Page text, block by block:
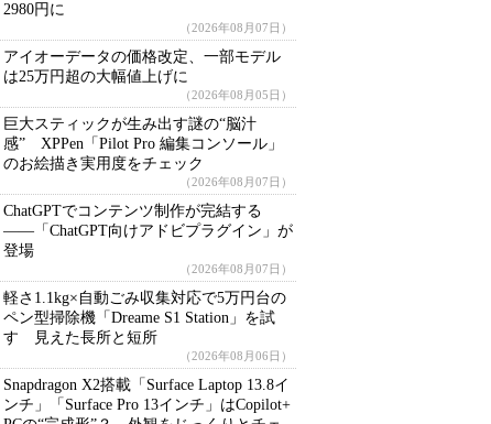
2980円に
（2026年08月07日）
アイオーデータの価格改定、一部モデル
は25万円超の大幅値上げに
（2026年08月05日）
巨大スティックが生み出す謎の“脳汁
感” XPPen「Pilot Pro 編集コンソール」
のお絵描き実用度をチェック
（2026年08月07日）
ChatGPTでコンテンツ制作が完結する
――「ChatGPT向けアドビプラグイン」が
登場
（2026年08月07日）
軽さ1.1kg×自動ごみ収集対応で5万円台の
ペン型掃除機「Dreame S1 Station」を試
す 見えた長所と短所
（2026年08月06日）
Snapdragon X2搭載「Surface Laptop 13.8イ
ンチ」「Surface Pro 13インチ」はCopilot+